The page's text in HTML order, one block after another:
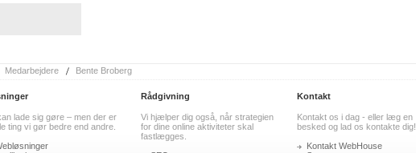
Medarbejdere Bente Broberg
lade sig gøre – men der er
ting vi gør bedre end andre.
Rådgivning
Vi hjælper dig også, når strategien
for dine online aktiviteter skal
fastlægges.
Kontakt
Kontakt os i dag - eller læg en
besked og lad os kontakte dig!
Kontakt WebHouse